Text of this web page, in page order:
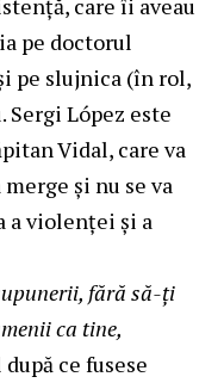
pe doctorul
pe slujnica (în rol,
Sergi López este
Vidal, care va
și nu se va
a violenței și a
fără să-ți
ca tine,
ce fusese